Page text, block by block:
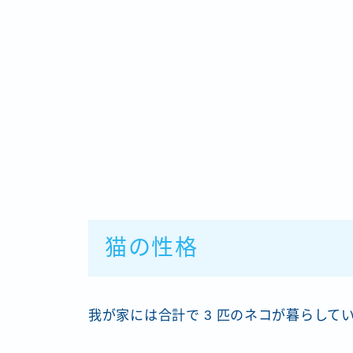
猫の性格
我が家には合計で 3 匹のネコが暮らして